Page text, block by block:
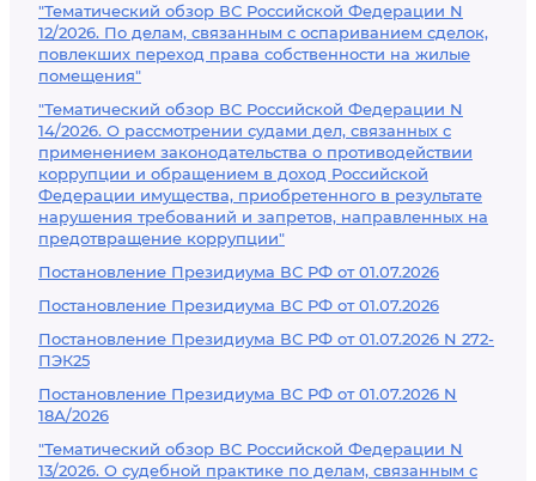
"Тематический обзор ВС Российской Федерации N
12/2026. По делам, связанным с оспариванием сделок,
повлекших переход права собственности на жилые
помещения"
"Тематический обзор ВС Российской Федерации N
14/2026. О рассмотрении судами дел, связанных с
применением законодательства о противодействии
коррупции и обращением в доход Российской
Федерации имущества, приобретенного в результате
нарушения требований и запретов, направленных на
предотвращение коррупции"
Постановление Президиума ВС РФ от 01.07.2026
Постановление Президиума ВС РФ от 01.07.2026
Постановление Президиума ВС РФ от 01.07.2026 N 272-
ПЭК25
Постановление Президиума ВС РФ от 01.07.2026 N
18А/2026
"Тематический обзор ВС Российской Федерации N
13/2026. О судебной практике по делам, связанным с